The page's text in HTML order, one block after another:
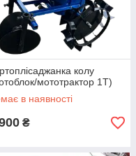
колу
мототрактор 1Т)
в наявності
₴